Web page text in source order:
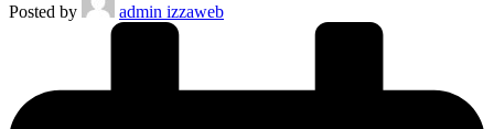
Posted by
admin izzaweb